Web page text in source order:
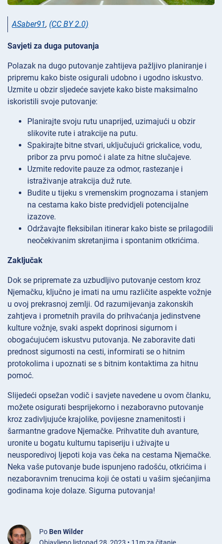
ASaber91, (CC BY 2.0)
Savjeti za duga putovanja
Polazak na dugo putovanje zahtijeva pažljivo planiranje i
pripremu kako biste osigurali udobno i ugodno iskustvo.
Uzmite u obzir sljedeće savjete kako biste maksimalno
iskoristili svoje putovanje:
Planirajte svoju rutu unaprijed, uzimajući u obzir
slikovite rute i atrakcije na putu.
Spakirajte bitne stvari, uključujući grickalice, vodu,
pribor za prvu pomoć i alate za hitne slučajeve.
Uzmite redovite pauze za odmor, rastezanje i
istraživanje atrakcija duž rute.
Budite u tijeku s vremenskim prognozama i stanjem
na cestama kako biste predvidjeli potencijalne
izazove.
Održavajte fleksibilan itinerar kako biste se prilagodili
neočekivanim skretanjima i spontanim otkrićima.
Zaključak
Dok se pripremate za uzbudljivo putovanje cestom kroz
Njemačku, ključno je imati na umu različite aspekte vožnje
u ovoj prekrasnoj zemlji. Od razumijevanja zakonskih
zahtjeva i prometnih pravila do prihvaćanja jedinstvene
kulture vožnje, svaki aspekt doprinosi sigurnom i
obogaćujućem iskustvu putovanja. Ne zaboravite dati
prednost sigurnosti na cesti, informirati se o hitnim
protokolima i upoznati se s bitnim kontaktima za hitnu
pomoć.
Slijedeći opsežan vodič i savjete navedene u ovom članku,
možete osigurati besprijekorno i nezaboravno putovanje
kroz zadivljujuće krajolike, povijesne znamenitosti i
šarmantne gradove Njemačke. Prihvatite duh avanture,
uronite u bogatu kulturnu tapiseriju i uživajte u
neusporedivoj ljepoti koja vas čeka na cestama Njemačke.
Neka vaše putovanje bude ispunjeno radošću, otkrićima i
nezaboravnim trenucima koji će ostati u vašim sjećanjima
godinama koje dolaze. Sigurna putovanja!
Po Ben Wilder